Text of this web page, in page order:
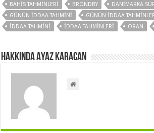
BAHIS TAHMINLERI
BRONDBY
DANIMARKA
GÜNÜN IDDAA TAHMINI
GÜNÜN IDDAA
IDDAA TAHMINI
IDDAA TAHMINLERI ORAN
Hakkında Ayaz Karacan